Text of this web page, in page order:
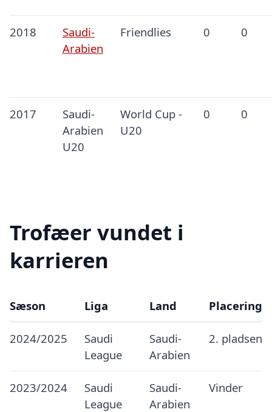
2018
Saudi-
Arabien
Friendlies 0 0
2017
Saudi-
Arabien
U20
World Cup -
U20
0 0
Trofæer vundet i
karrieren
Sæson Liga Land Placering
2024/2025
Saudi
League
Saudi-
Arabien
2. pladsen
2023/2024
Saudi
League
Saudi-
Arabien
Vinder